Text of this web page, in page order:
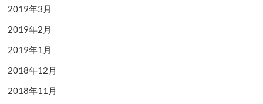
2019年3月
2019年2月
2019年1月
2018年12月
2018年11月